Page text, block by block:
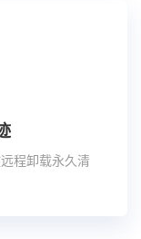
程卸载永久清